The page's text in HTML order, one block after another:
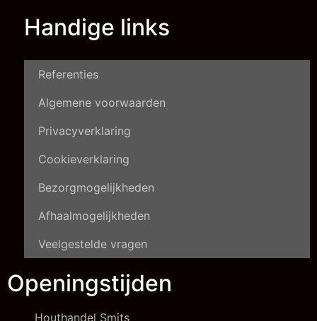
Handige links
Referenties
Algemene voorwaarden
Privacyverklaring
Cookieverklaring
Bezorgmogelijkheden
Afhaalmogelijkheden
Veelgestelde vragen
Openingstijden
Houthandel Smits